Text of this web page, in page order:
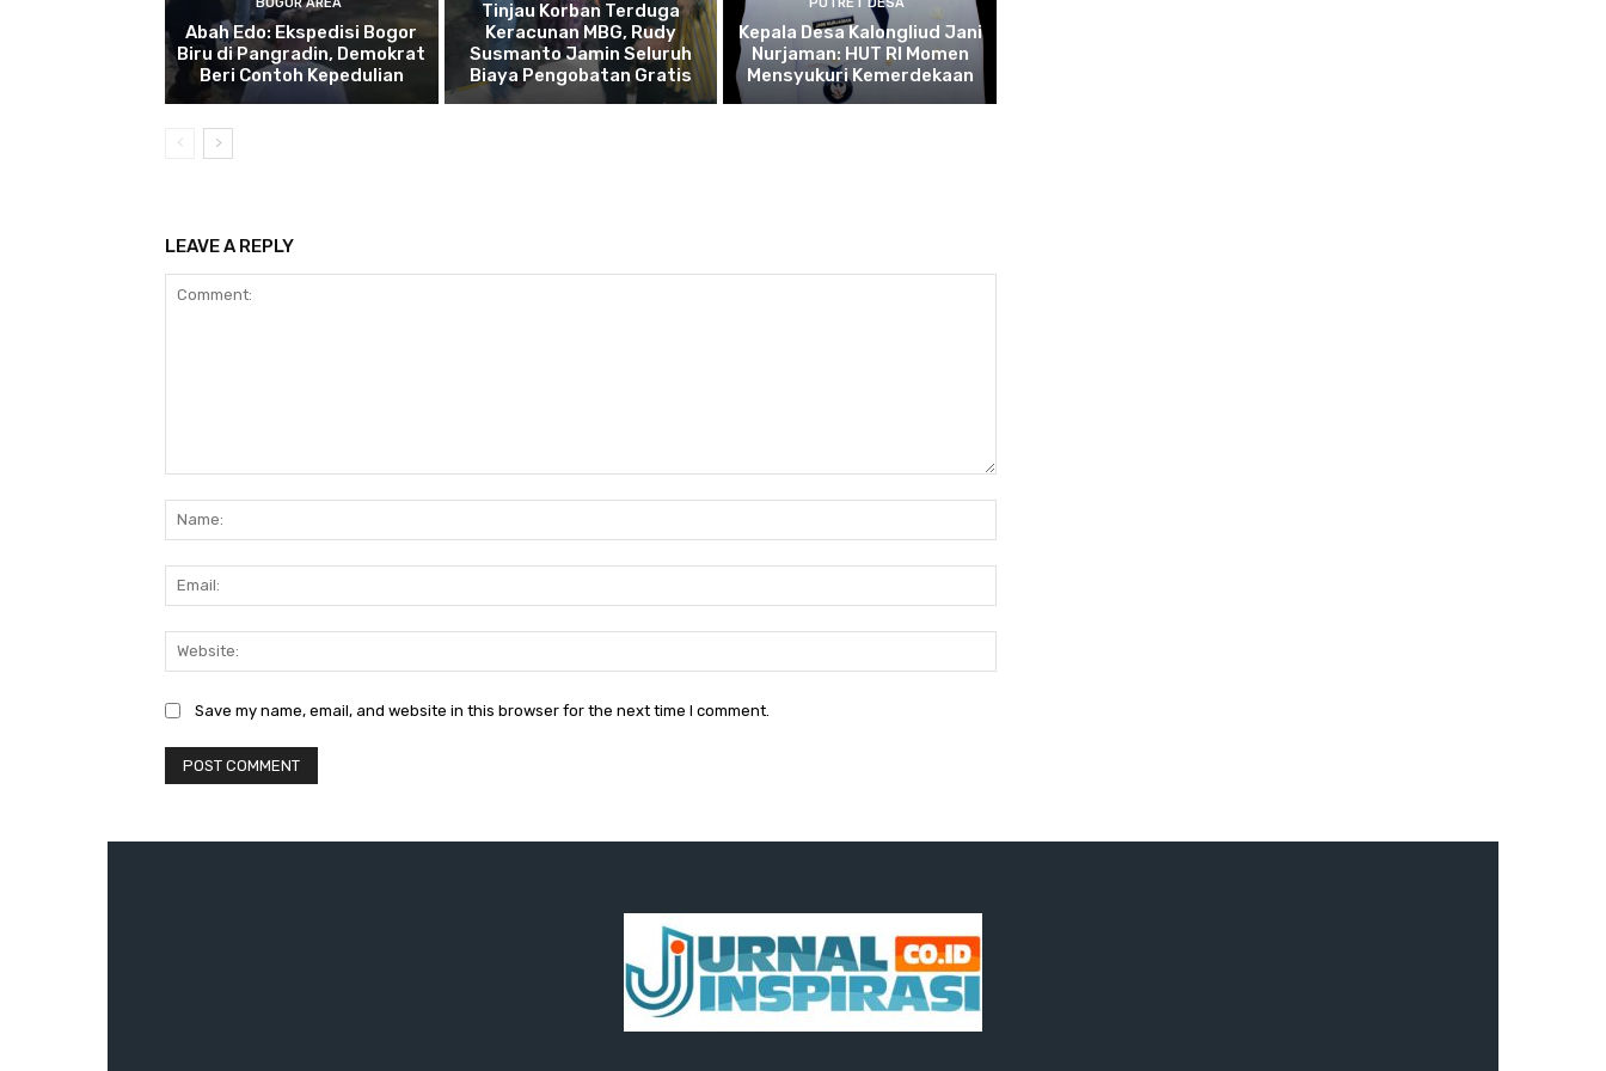
Abah Edo: Ekspedisi Bogor
Biru di Pangradin, Demokrat
Beri Contoh Kepedulian
Tinjau Korban Terduga
Keracunan MBG, Rudy
Susmanto Jamin Seluruh
Biaya Pengobatan Gratis
Kepala Desa Kalongliud Jani
Nurjaman: HUT RI Momen
Mensyukuri Kemerdekaan
LEAVE A REPLY
Save my name, email, and website in this browser for the next time I comment.